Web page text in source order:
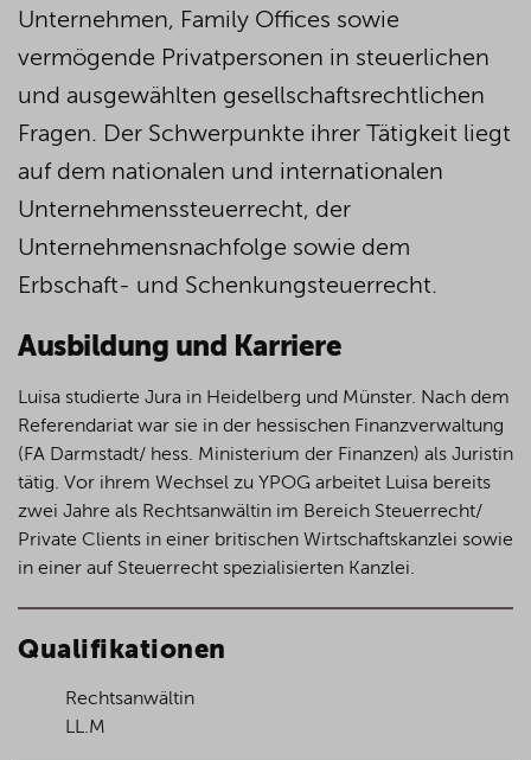
Unternehmen, Family Offices sowie
vermögende Privatpersonen in steuerlichen
und ausgewählten gesellschaftsrechtlichen
Fragen. Der Schwerpunkte ihrer Tätigkeit liegt
auf dem nationalen und internationalen
Unternehmenssteuerrecht, der
Unternehmensnachfolge sowie dem
Erbschaft- und Schenkungsteuerrecht.
Ausbildung und Karriere
Luisa studierte Jura in Heidelberg und Münster. Nach dem
Referendariat war sie in der hessischen Finanzverwaltung
(FA Darmstadt/ hess. Ministerium der Finanzen) als Juristin
tätig. Vor ihrem Wechsel zu YPOG arbeitet Luisa bereits
zwei Jahre als Rechtsanwältin im Bereich Steuerrecht/
Private Clients in einer britischen Wirtschaftskanzlei sowie
in einer auf Steuerrecht spezialisierten Kanzlei.
Qualifikationen
Rechtsanwältin
LL.M